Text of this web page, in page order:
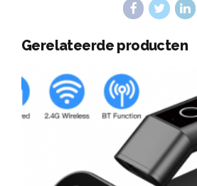
Gerelateerde producten